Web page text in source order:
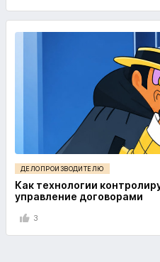
ДЕЛОПРОИЗВОДИТЕЛЮ
Как технологии
управление договорами
3